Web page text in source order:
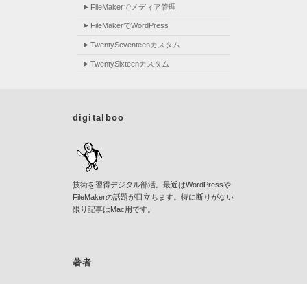
FileMakerでメディア管理
FileMakerでWordPress
TwentySeventeenカスタム
TwentySixteenカスタム
digitalboo
技術を習得デジタル部活。最近はWordPressや
FileMakerの話題が目立ちます。特に断りがない
限り記事はMac用です。
著者